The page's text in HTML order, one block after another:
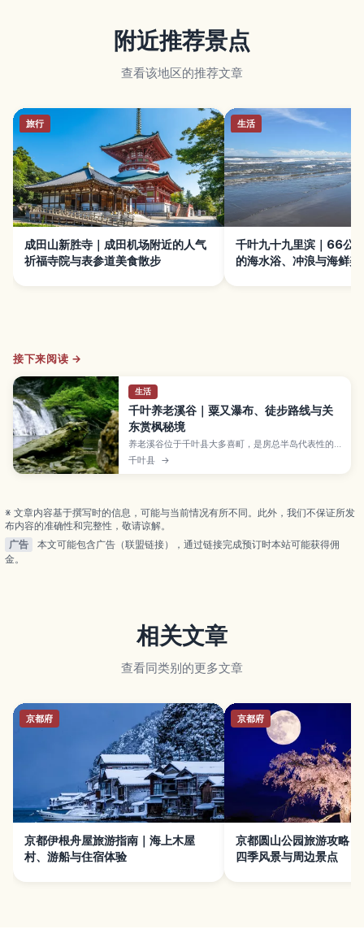
附近推荐景点
查看该地区的推荐文章
旅行
成田山新胜寺｜成田机场附近的人气
祈福寺院与表参道美食散步
生活
千叶九十九里滨｜66公
的海水浴、冲浪与海鲜美
接下来阅读 →
生活
千叶养老溪谷｜粟又瀑布、徒步路线与关
东赏枫秘境
养老溪谷位于千叶县大多喜町，是房总半岛代表性的
溪谷景胜地，沿河步道与瀑布巡游很受欢迎。粟又瀑
布气势十足，春季新绿与秋季红叶更是亮点，还可顺
千叶县 →
※ 文章内容基于撰写时的信息，可能与当前情况有所不同。此外，我们不保证所发
布内容的准确性和完整性，敬请谅解。
广告
本文可能包含广告（联盟链接），通过链接完成预订时本站可能获得佣
金。
相关文章
查看同类别的更多文章
京都府
京都伊根舟屋旅游指南｜海上木屋
村、游船与住宿体验
京都府
京都圆山公园旅游攻略｜
四季风景与周边景点